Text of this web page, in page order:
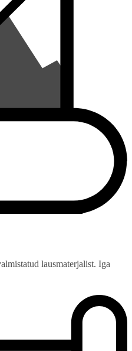
lausmaterjalist. Iga